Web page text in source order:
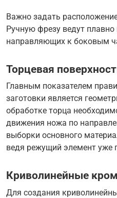
Важно задать
Ручную фрезу ведут плавно
направляющих к боковым
Торцевая
Главным показателем
заготовки является
обработке торца
движения ножа по
выборки основного
ведя режущий элемент уже
Криволинейные
Для создания